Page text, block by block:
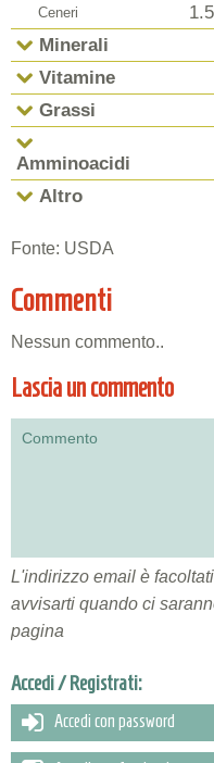
Ceneri
Minerali
Vitamine
Grassi
Amminoacidi
Altro
Fonte: USDA
Commenti
Nessun commento..
Lascia un commento
L'indirizzo email è
avvisarti quando ci
pagina
Accedi / Registrati:
Accedi con password